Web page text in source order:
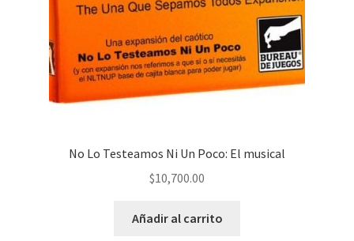
No Lo Testeamos Ni Un Poco: El musical
$10,700.00
Añadir al carrito